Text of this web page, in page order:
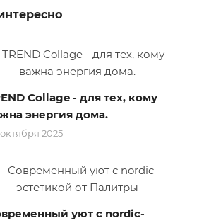
Collage - для тех, кому
энергия дома.
2025
уют с nordic-